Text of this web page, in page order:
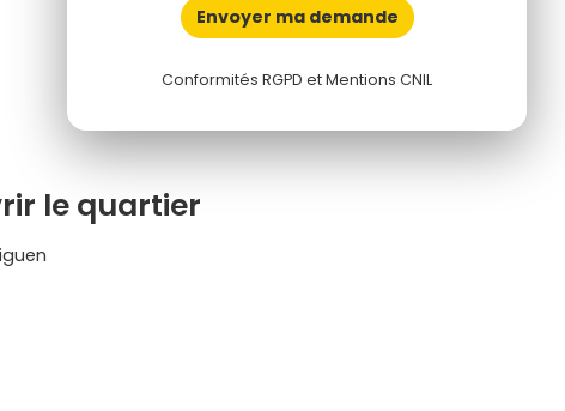
Envoyer ma demande
Conformités RGPD et Mentions CNIL
le quartier